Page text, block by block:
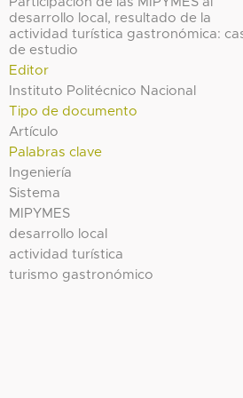
desarrollo local, resultado de la
actividad turística gastronómica:
de estudio
Editor
Instituto Politécnico Nacional
Tipo de documento
Artículo
Palabras clave
Ingeniería
Sistema
MIPYMES
desarrollo local
actividad turística
turismo gastronómico